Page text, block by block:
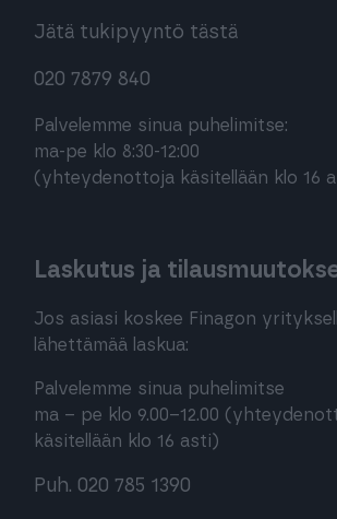
Jätä tukipyyntö tästä
020 7879 840
Palvelemme sinua puhelimitse:
ma-pe klo 8:30-12:00
(yhteydenottoja käsitellään klo 16
Laskutus ja
Jos asiasi koskee Finagon
lähettämää laskua:
Palvelemme sinua puhelimitse
ma – pe klo 9.00–12.00
käsitellään klo 16 asti)
Puh. 020 785 1390